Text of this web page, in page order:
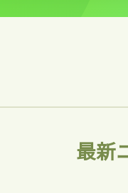
最新